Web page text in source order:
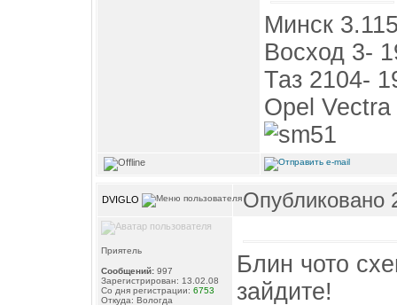
Минск
Восход 3-
Таз 2104-
Opel
DVIGLO Опубликовано
Приятель
Сообщений: 997
Зарегистрирован: 13.02.08
Со дня регистрации: 6753
Откуда: Вологда
Блин чото
зайдите!